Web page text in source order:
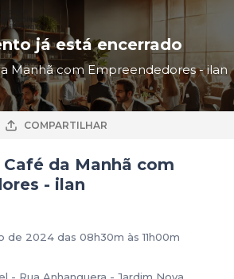
já está encerrado
Manhã com Empreendedores - ilan
COMPARTILHAR
da Manhã com
- ilan
2024 das 08h30m às 11h00m